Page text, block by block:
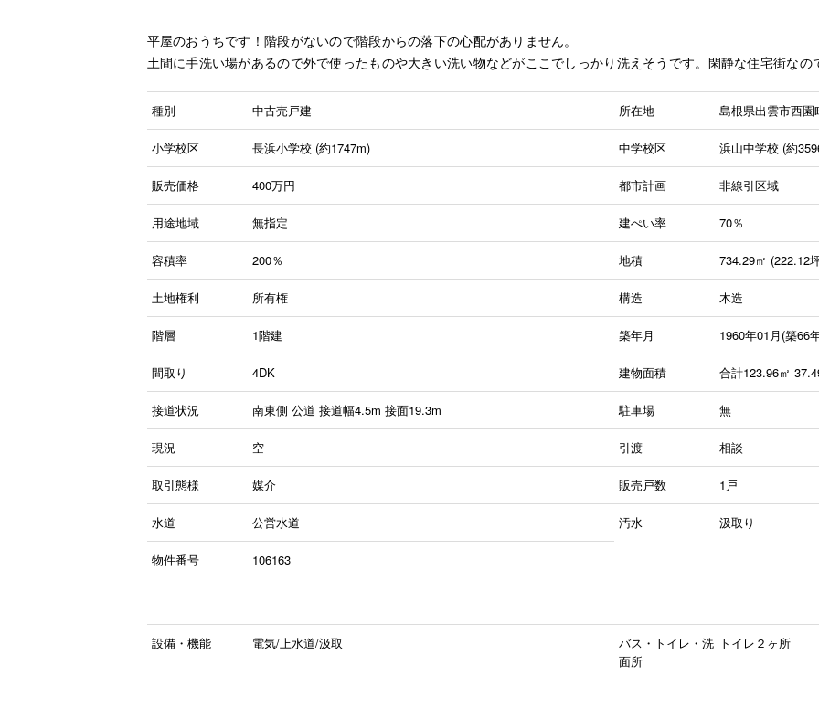
平屋のおうちです！階段がないので階段からの落下の心配がありません。
土間に手洗い場があるので外で使ったものや大きい洗い物などがここでしっかり洗えそうです。閑静な住宅街な
種別 中古売戸建 所在地 島根県出雲市西園
小学校区 長浜小学校 (約1747m) 中学校区 浜山中学校 (約
販売価格 400万円 都市計画 非線引区域
用途地域 無指定 建ぺい率 70％
容積率 200％ 地積 734.29㎡ (222.12
土地権利 所有権 構造 木造
階層 1階建 築年月 1960年01月(築66
間取り 4DK 建物面積 合計123.96㎡
接道状況 南東側 公道 接道幅4.5m 接面19.3m 駐車場 無
現況 空 引渡 相談
取引態様 媒介 販売戸数 1戸
水道 公営水道 汚水 汲取り
物件番号 106163
設備・機能 電気/上水道/汲取
バス・トイレ・洗
面所
トイレ２ヶ所